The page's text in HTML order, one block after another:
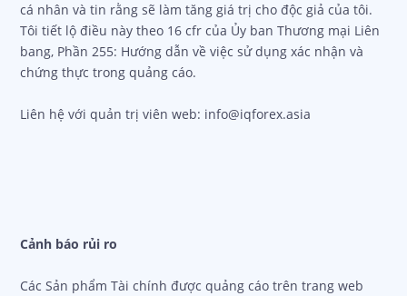
cá nhân và tin rằng sẽ làm tăng giá trị cho độc giả của tôi.
Tôi tiết lộ điều này theo 16 cfr của Ủy ban Thương mại Liên
bang, Phần 255: Hướng dẫn về việc sử dụng xác nhận và
chứng thực trong quảng cáo.
Liên hệ với quản trị viên web: info@iqforex.asia
Cảnh báo rủi ro
Các Sản phẩm Tài chính được quảng cáo trên trang web